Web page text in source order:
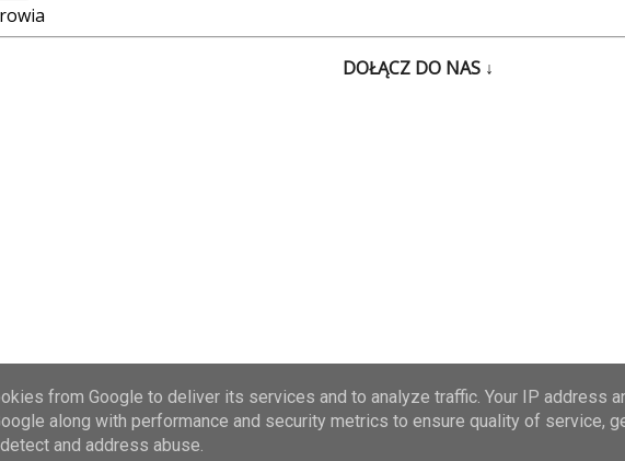
DOŁĄCZ DO NAS ↓
Wszystkie prawa zastrzeżone © 2013-2026 Syndykat Zdrowia » Olej
from Google to deliver its services and to analyze traffic. Your IP address
along with performance and security metrics to ensure quality of service,
and address abuse.